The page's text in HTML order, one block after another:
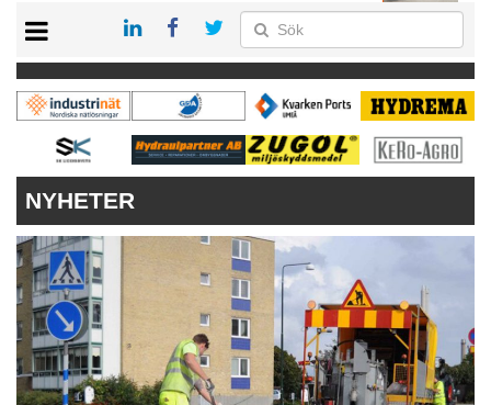
KONTAKT
VÅRA ANDRA MAGASIN
PRENUMERERA
ANNONSERA
NYHETER